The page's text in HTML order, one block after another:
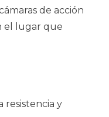
de acción
el lugar que
resistencia y